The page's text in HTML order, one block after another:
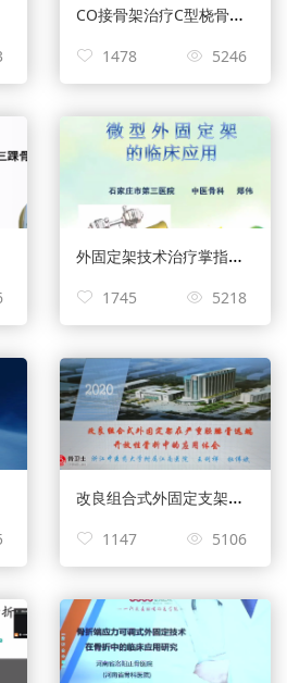
CO接骨架治疗C型桡骨远端骨折的临床与生物力学分析——陈彦飞
1478 5246
外固定架技术治疗掌指骨骨折——郑伟
1745 5218
改良组合式外固定支架在严重胫腓骨中下段开放性骨折中的应用——王利祥
1147 5106